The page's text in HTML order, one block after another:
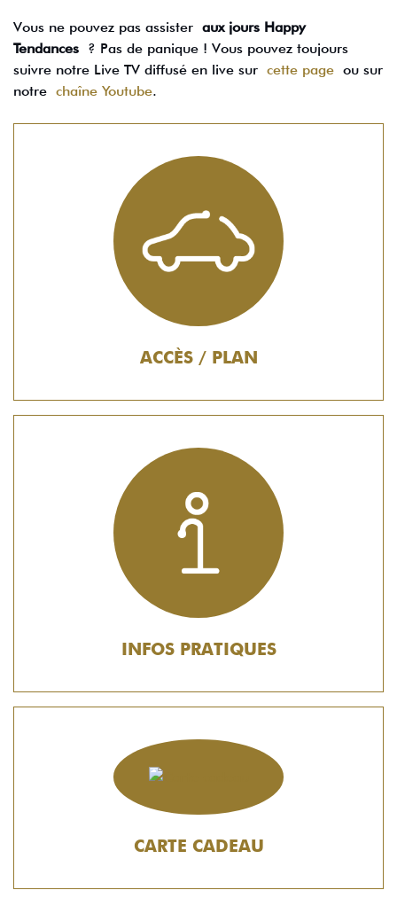
Vous ne pouvez pas assister aux jours Happy
Tendances ? Pas de panique ! Vous pouvez toujours
suivre notre Live TV diffusé en live sur cette page ou sur
notre chaîne Youtube.
ACCÈS / PLAN
INFOS PRATIQUES
CARTE CADEAU